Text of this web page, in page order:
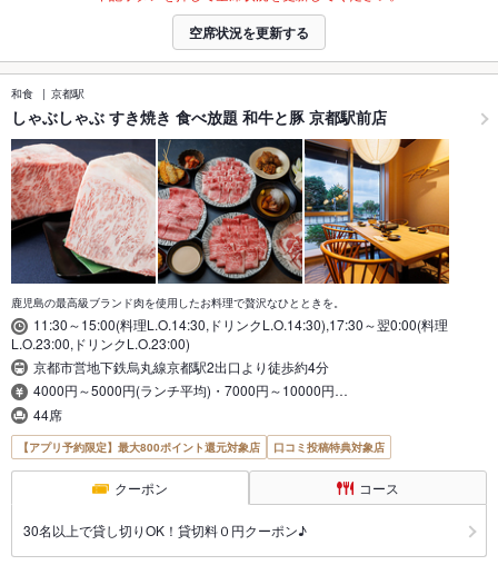
空席状況を更新する
和食 京都駅
しゃぶしゃぶ すき焼き 食べ放題 和牛と豚 京都駅前店
鹿児島の最高級ブランド肉を使用したお料理で贅沢なひとときを。
11:30～15:00(料理L.O.14:30,ドリンクL.O.14:30),17:30～翌0:00(料理
L.O.23:00,ドリンクL.O.23:00)
京都市営地下鉄烏丸線京都駅2出口より徒歩約4分
4000円～5000円(ランチ平均)・7000円～10000円…
44席
【アプリ予約限定】最大800ポイント還元対象店 口コミ投稿特典対象店
クーポン コース
30名以上で貸し切りOK！貸切料０円クーポン♪